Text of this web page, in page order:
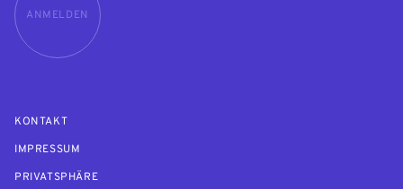
ANMELDEN
KONTAKT
IMPRESSUM
PRIVATSPHÄRE